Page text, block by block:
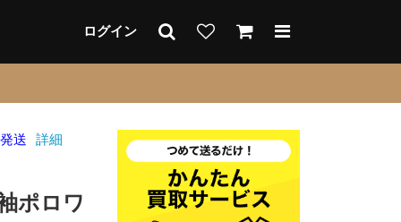
ログイン
送 詳細
ポロワ